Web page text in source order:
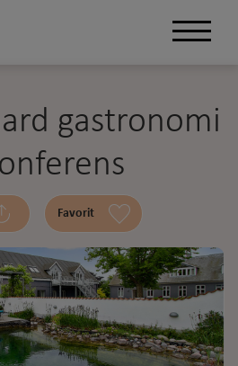
gastronomi
Favorit